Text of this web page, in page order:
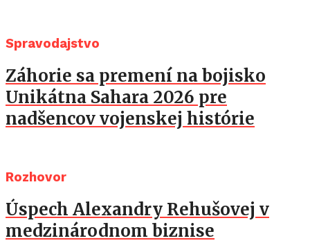
Spravodajstvo
Záhorie sa premení na bojisko
Unikátna Sahara 2026 pre
nadšencov vojenskej histórie
Rozhovor
Úspech Alexandry Rehušovej v
medzinárodnom biznise